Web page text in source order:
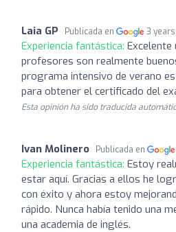
Laia GP Publicada en 3
Experiencia fantástica: Excelente
profesores son realmente
programa intensivo de verano
para obtener el certificado del
Esta opinión ha sido traducida
Ivan Molinero Publicada en
Experiencia fantástica: Estoy
estar aquí. Gracias a ellos he
con éxito y ahora estoy
rápido. Nunca había tenido una
una academia de inglés.